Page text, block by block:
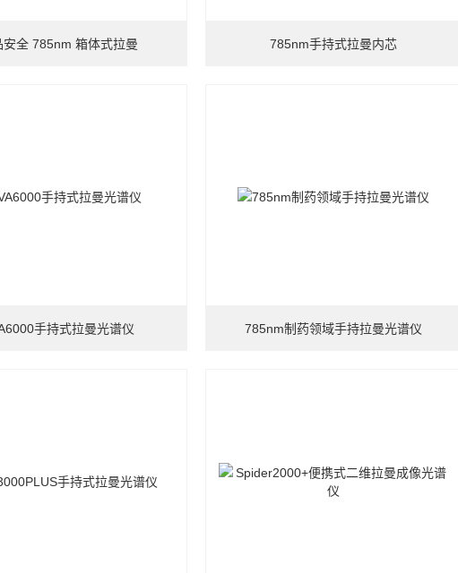
安全 785nm 箱体式拉曼 785nm手持式拉曼内芯
手持式拉曼光谱仪 785nm制药领域手持拉曼光谱仪